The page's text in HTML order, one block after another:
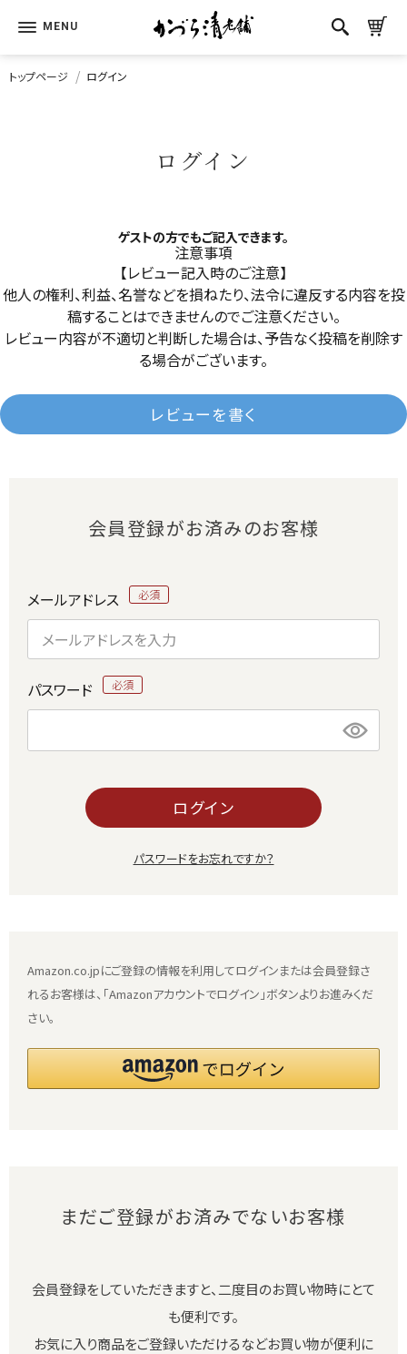
トップページ ログイン
ログイン
ゲストの方でもご記入できます。
注意事項
【レビュー記入時のご注意】
他人の権利、利益、名誉などを損ねたり、法令に違反する内容を投
稿することはできませんのでご注意ください。
レビュー内容が不適切と判断した場合は、予告なく投稿を削除す
る場合がございます。
レビューを書く
会員登録がお済みのお客様
メールアドレス
パスワード
ログイン
パスワードをお忘れですか？
Amazon.co.jpにご登録の情報を利用してログインまたは会員登録さ
れるお客様は、「Amazonアカウントでログイン」ボタンよりお進みくだ
さい。
まだご登録がお済みでないお客様
会員登録をしていただきますと、二度目のお買い物時にとて
も便利です。
お気に入り商品をご登録いただけるなどお買い物が便利に